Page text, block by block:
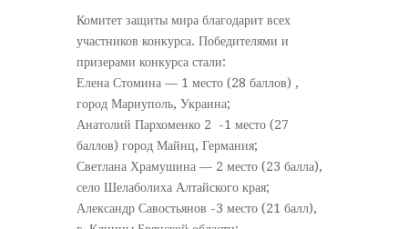
Комитет защиты мира благодарит всех
участников конкурса. Победителями и
призерами конкурса стали:
Елена Стомина — 1 место (28 баллов) ,
город Мариуполь, Украина;
Анатолий Пархоменко 2 -1 место (27
баллов) город Майнц, Германия;
Светлана Храмушина — 2 место (23 балла),
село Шелаболиха Алтайского края;
Александр Савостьянов -3 место (21 балл),